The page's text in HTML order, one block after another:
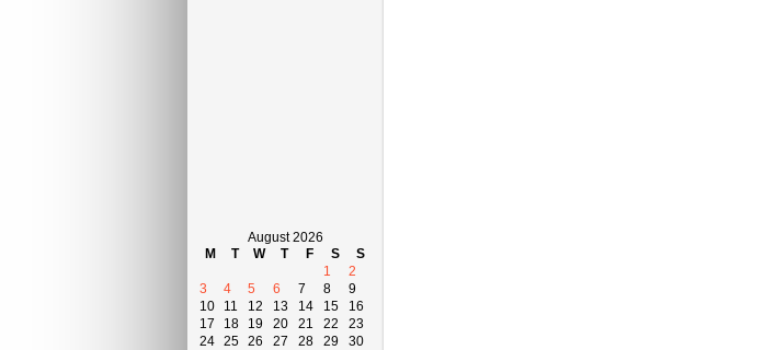
August 2026
M
T W T F S
S
1
2
3
4 5 6 7 8
9
10
11 12 13 14 15
16
17
18 19 20 21 22
23
24 25 26 27 28 29
30